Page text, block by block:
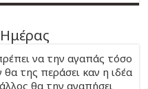
να την αγαπάς τόσο
της περάσει καν η ιδέα
θα την αγαπήσει